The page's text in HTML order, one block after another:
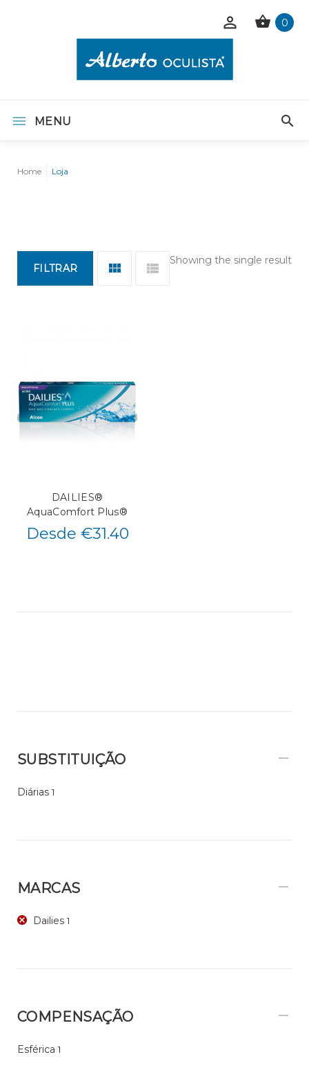
0
MENU
Home Loja
Showing the single result
FILTRAR
DAILIES®
AquaComfort Plus®
Desde €31.40
SUBSTITUIÇÃO
Diárias 1
MARCAS
Dailies 1
COMPENSAÇÃO
Esférica 1